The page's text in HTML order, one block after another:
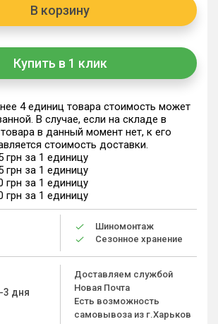
В корзину
Купить в 1 клик
4 единиц товара стоимость может
В случае, если на складе в
в данный момент нет, к его
стоимость доставки.
грн за 1 единицу
грн за 1 единицу
грн за 1 единицу
грн за 1 единицу
Шиномонтаж
Сезонное хранение
3 дня
Доставляем службой
Новая Почта
Есть возможность
самовывоза из г.Харьков